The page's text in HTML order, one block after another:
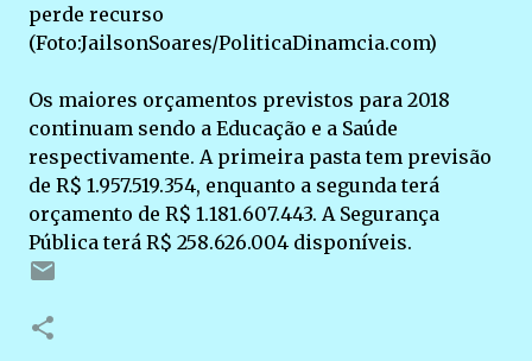
perde recurso
(Foto:JailsonSoares/PoliticaDinamcia.com)
Os maiores orçamentos previstos para 2018
continuam sendo a Educação e a Saúde
respectivamente. A primeira pasta tem previsão
de R$ 1.957.519.354, enquanto a segunda terá
orçamento de R$ 1.181.607.443. A Segurança
Pública terá R$ 258.626.004 disponíveis.